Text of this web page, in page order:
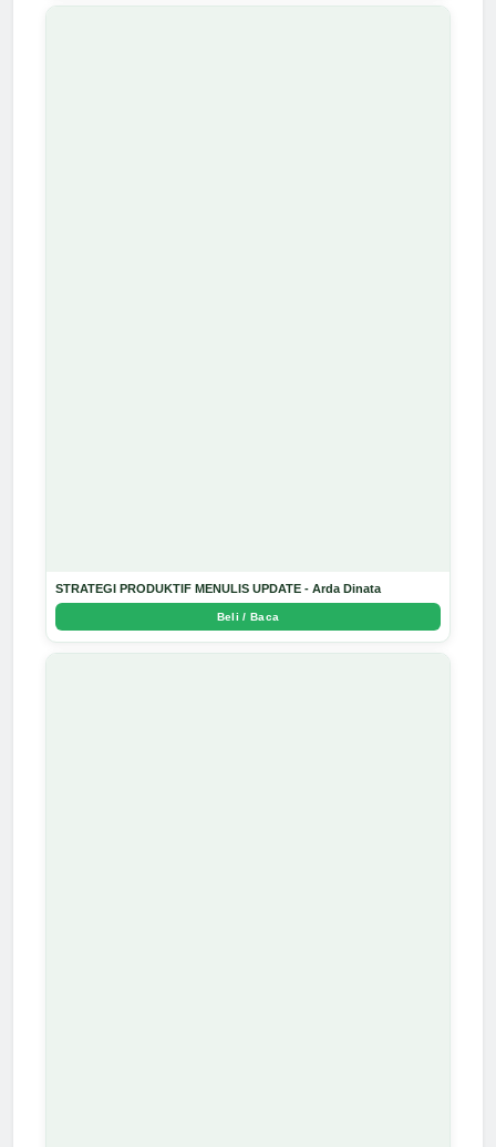
STRATEGI PRODUKTIF MENULIS UPDATE - Arda Dinata
Beli / Baca